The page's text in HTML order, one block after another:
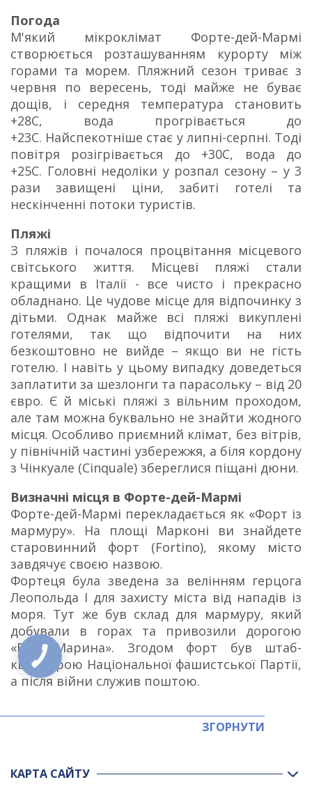
Погода
М'який мікроклімат Форте-дей-Мармі
створюється розташуванням курорту між
горами та морем. Пляжний сезон триває з
червня по вересень, тоді майже не буває
дощів, і середня температура становить
+28С, вода прогрівається до
+23С. Найспекотніше стає у липні-серпні. Тоді
повітря розігрівається до +30С, вода до
+25С. Головні недоліки у розпал сезону – у 3
рази завищені ціни, забиті готелі та
нескінченні потоки туристів.
Пляжі
З пляжів і почалося процвітання місцевого
світського життя. Місцеві пляжі стали
кращими в Італії - все чисто і прекрасно
обладнано. Це чудове місце для відпочинку з
дітьми. Однак майже всі пляжі викуплені
готелями, так що відпочити на них
безкоштовно не вийде – якщо ви не гість
готелю. І навіть у цьому випадку доведеться
заплатити за шезлонги та парасольку – від 20
євро. Є й міські пляжі з вільним проходом,
але там можна буквально не знайти жодного
місця. Особливо приємний клімат, без вітрів,
у північній частині узбережжя, а біля кордону
з Чінкуале (Cinquale) збереглися піщані дюни.
Визначні місця в Форте-дей-Мармі
Форте-дей-Мармі перекладається як «Форт із
мармуру». На площі Марконі ви знайдете
старовинний форт (Fortino), якому місто
завдячує своєю назвою.
Фортеця була зведена за велінням герцога
Леопольда I для захисту міста від нападів із
моря. Тут же був склад для мармуру, який
добували в горах та привозили дорогою
«Віа-ді-Марина». Згодом форт був штаб-
квартирою Національної фашистської Партії,
а після війни служив поштою.
ЗГОРНУТИ
КАРТА САЙТУ